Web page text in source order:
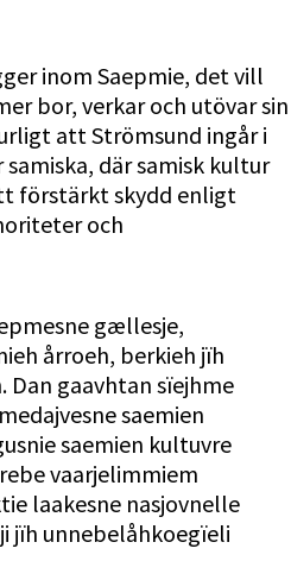
inom Saepmie, det vill
bor, verkar och utövar sin
att Strömsund ingår i
där samisk kultur
förstärkt skydd enligt
och
gællesje,
årroeh, berkieh jïh
gaavhtan sïejhme
saemien
saemien kultuvre
vaarjelimmiem
laakesne nasjovnelle
jïh unnebelåhkoegïeli